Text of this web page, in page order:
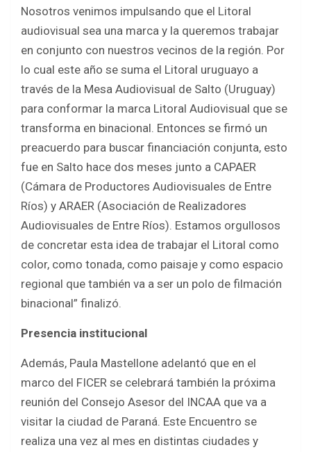
Nosotros venimos impulsando que el Litoral
audiovisual sea una marca y la queremos trabajar
en conjunto con nuestros vecinos de la región. Por
lo cual este año se suma el Litoral uruguayo a
través de la Mesa Audiovisual de Salto (Uruguay)
para conformar la marca Litoral Audiovisual que se
transforma en binacional. Entonces se firmó un
preacuerdo para buscar financiación conjunta, esto
fue en Salto hace dos meses junto a CAPAER
(Cámara de Productores Audiovisuales de Entre
Ríos) y ARAER (Asociación de Realizadores
Audiovisuales de Entre Ríos). Estamos orgullosos
de concretar esta idea de trabajar el Litoral como
color, como tonada, como paisaje y como espacio
regional que también va a ser un polo de filmación
binacional” finalizó.
Presencia institucional
Además, Paula Mastellone adelantó que en el
marco del FICER se celebrará también la próxima
reunión del Consejo Asesor del INCAA que va a
visitar la ciudad de Paraná. Este Encuentro se
realiza una vez al mes en distintas ciudades y